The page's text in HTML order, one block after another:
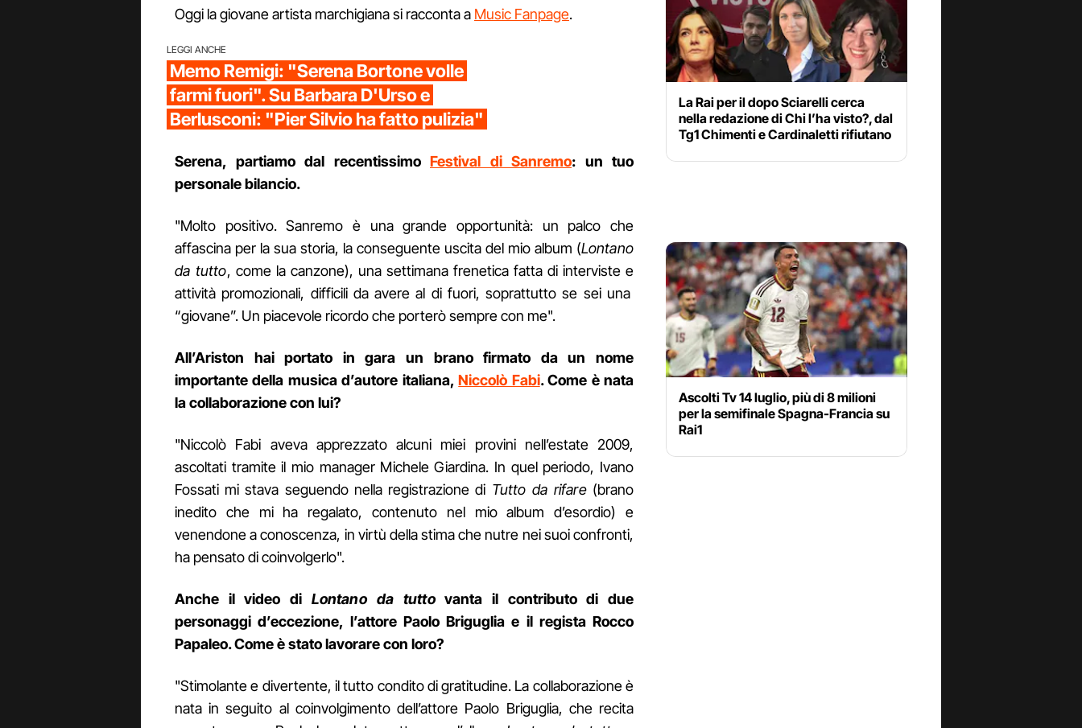
Oggi la giovane artista marchigiana si racconta a Music Fanpage.
LEGGI ANCHE
Memo Remigi: "Serena Bortone volle
farmi fuori". Su Barbara D'Urso e
Berlusconi: "Pier Silvio ha fatto pulizia"
Serena, partiamo dal recentissimo Festival di Sanremo: un tuo
personale bilancio.
"Molto positivo. Sanremo è una grande opportunità: un palco che
affascina per la sua storia, la conseguente uscita del mio album (Lontano
da tutto, come la canzone), una settimana frenetica fatta di interviste e
attività promozionali, difficili da avere al di fuori, soprattutto se sei una
“giovane”. Un piacevole ricordo che porterò sempre con me".
All’Ariston hai portato in gara un brano firmato da un nome
importante della musica d’autore italiana,Niccolò Fabi. Come è nata
la collaborazione con lui?
"Niccolò Fabi aveva apprezzato alcuni miei provini nell’estate 2009,
ascoltati tramite il mio manager Michele Giardina. In quel periodo, Ivano
Fossati mi stava seguendo nella registrazione di Tutto da rifare(brano
inedito che mi ha regalato, contenuto nel mio album d’esordio) e
venendone a conoscenza, in virtù della stima che nutre nei suoi confronti,
ha pensato di coinvolgerlo".
Anche il video di Lontano da tuttovanta il contributo di due
personaggi d’eccezione, l’attore Paolo Briguglia e il regista Rocco
Papaleo. Come è stato lavorare con loro?
"Stimolante e divertente, il tutto condito di gratitudine. La collaborazione è
nata in seguito al coinvolgimento dell’attore Paolo Briguglia, che recita
La Rai per il dopo Sciarelli cerca
nella redazione di Chi l’ha visto?, dal
Tg1 Chimenti e Cardinaletti rifiutano
Ascolti Tv 14 luglio, più di 8 milioni
per la semifinale Spagna-Francia su
Rai1